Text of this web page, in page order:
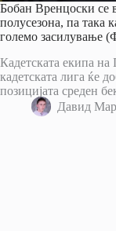
Бобан Вренцоски се
полусезона, па така
големо засилување
Кадетската екипа на
кадетската лига ќе
позицијата среден
Давид